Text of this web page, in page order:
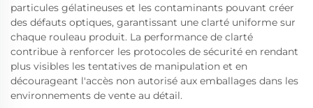
particules gélatineuses et les contaminants pouvant créer
des défauts optiques, garantissant une clarté uniforme sur
chaque rouleau produit. La performance de clarté
contribue à renforcer les protocoles de sécurité en rendant
plus visibles les tentatives de manipulation et en
décourageant l'accès non autorisé aux emballages dans les
environnements de vente au détail.